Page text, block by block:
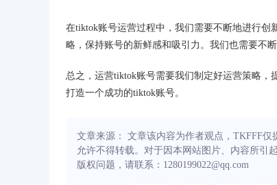
在tiktok账号运营过程中，我们需要不断地进行
略，保持账号的新鲜感和吸引力。我们也需要不
总之，运营tiktok账号需要我们制定好运营策略，
打造一个成功的tiktok账号。
文章来源： 文章该内容为作者观点，TKFFF
允许不得转载。对于因本网站图片、内容所引
版权问题，请联系：1280199022@qq.com